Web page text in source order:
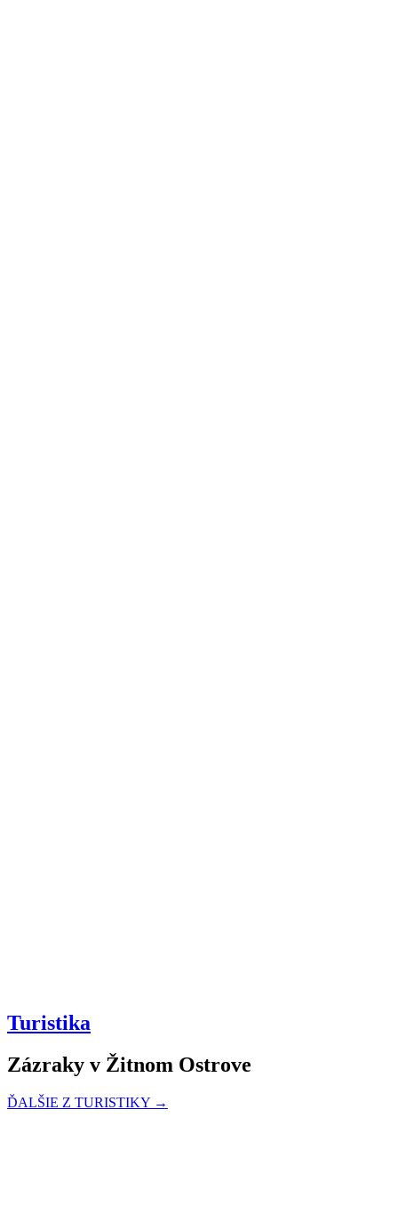
Turistika
Zázraky v Žitnom Ostrove
ĎALŠIE Z TURISTIKY →